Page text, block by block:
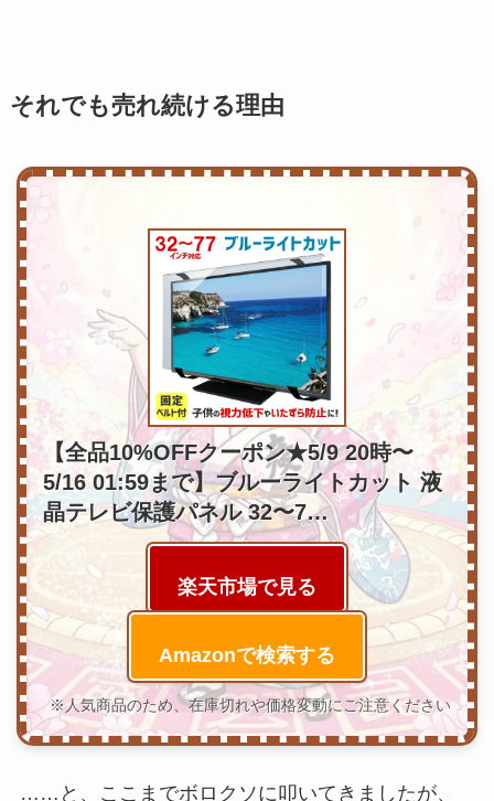
それでも売れ続ける理由
【全品10%OFFクーポン★5/9 20時〜
5/16 01:59まで】ブルーライトカット 液
晶テレビ保護パネル 32〜7…
楽天市場で見る
Amazonで検索する
※人気商品のため、在庫切れや価格変動にご注意ください
……と、ここまでボロクソに叩いてきましたが、